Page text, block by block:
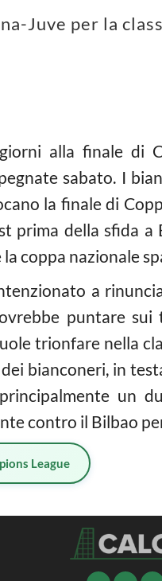
Juve per la
alla finale di
sabato. I
la finale di
prima della sfida a
coppa nazionale
a
puntare
trionfare nella
bianconeri, in
un
contro il Bilbao
League